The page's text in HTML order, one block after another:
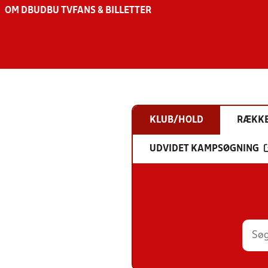
OM DBU DBU TV FANS & BILLETTER
KLUB/HOLD
UDVIDET KAMPSØGNING